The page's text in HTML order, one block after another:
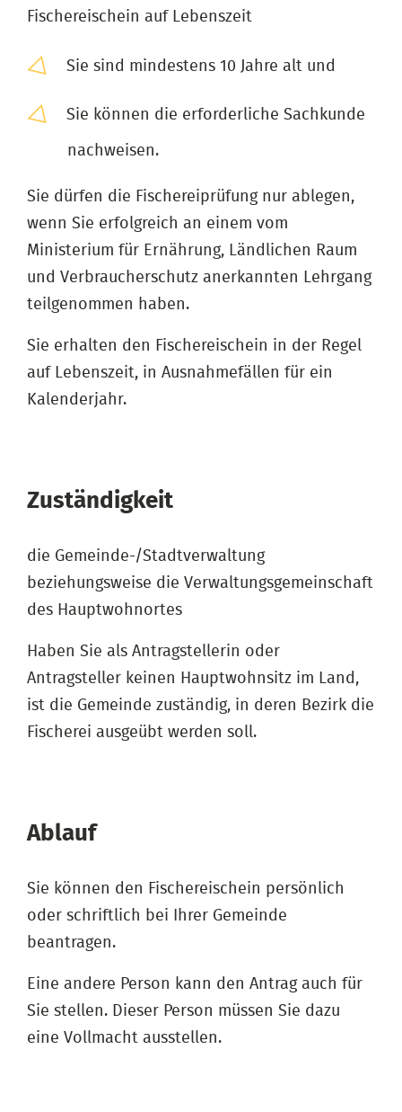
Fischereischein auf Lebenszeit
Sie sind mindestens 10 Jahre alt und
Sie können die erforderliche Sachkunde
nachweisen.
Sie dürfen die Fischereiprüfung nur ablegen,
wenn Sie erfolgreich an einem vom
Ministerium für Ernährung, Ländlichen Raum
und Verbraucherschutz anerkannten Lehrgang
teilgenommen haben.
Sie erhalten den Fischereischein in der Regel
auf Lebenszeit, in Ausnahmefällen für ein
Kalenderjahr.
Zuständigkeit
die Gemeinde-/Stadtverwaltung
beziehungsweise die Verwaltungsgemeinschaft
des Hauptwohnortes
Haben Sie als Antragstellerin oder
Antragsteller keinen Hauptwohnsitz im Land,
ist die Gemeinde zuständig, in deren Bezirk die
Fischerei ausgeübt werden soll.
Ablauf
Sie können den Fischereischein persönlich
oder schriftlich bei Ihrer Gemeinde
beantragen.
Eine andere Person kann den Antrag auch für
Sie stellen. Dieser Person müssen Sie dazu
eine Vollmacht ausstellen.